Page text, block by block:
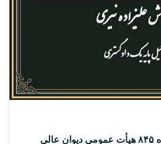
رأی وحدت رویه شماره ۸۴۵ هیأت عمومی دیوان عالی